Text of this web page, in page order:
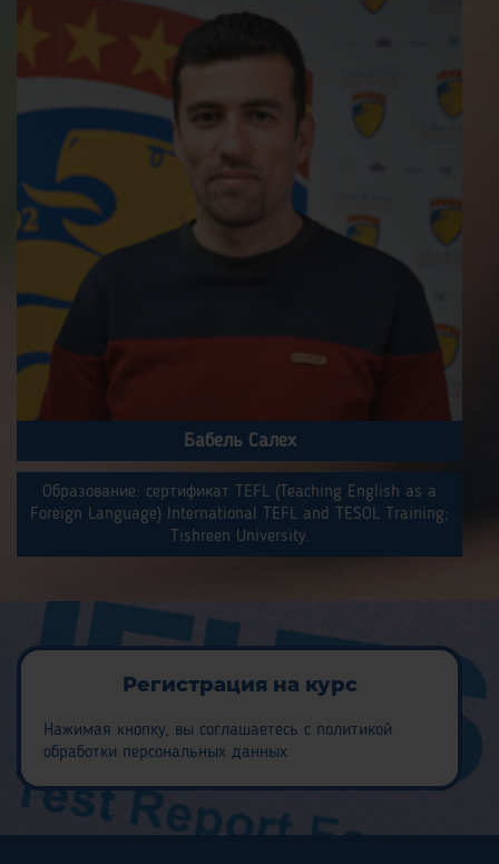
Бабель Салех
Образование: сертификат TEFL (Teaching English as a
Foreign Language) International TEFL and TESOL Training;
Tishreen University.
Регистрация на курс
Нажимая кнопку, вы соглашаетесь с политикой
обработки персональных данных